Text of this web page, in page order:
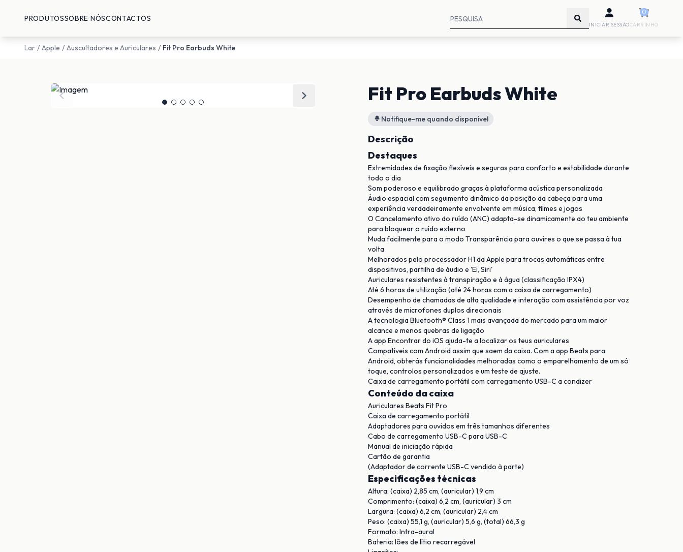
PRODUTOSSOBRE NÓSCONTACTOS
INICIAR SESSÃO
0
CARRINHO
Lar / Apple / Auscultadores e Auriculares / Fit Pro Earbuds White
Fit Pro Earbuds White
Notifique-me quando disponível
Descrição
Destaques
Extremidades de fixação flexíveis e seguras para conforto e estabilidade durante
todo o dia
Som poderoso e equilibrado graças à plataforma acústica personalizada
Áudio espacial com seguimento dinâmico da posição da cabeça para uma
experiência verdadeiramente envolvente em música, filmes e jogos
O Cancelamento ativo do ruído (ANC) adapta-se dinamicamente ao teu ambiente
para bloquear o ruído externo
Muda facilmente para o modo Transparência para ouvires o que se passa à tua
volta
Melhorados pelo processador H1 da Apple para trocas automáticas entre
dispositivos, partilha de áudio e 'Ei, Siri'
Auriculares resistentes à transpiração e à água (classificação IPX4)
Até 6 horas de utilização (até 24 horas com a caixa de carregamento)
Desempenho de chamadas de alta qualidade e interação com assistência por voz
através de microfones duplos direcionais
A tecnologia Bluetooth® Class 1 mais avançada do mercado para um maior
alcance e menos quebras de ligação
A app Encontrar do iOS ajuda-te a localizar os teus auriculares
Compatíveis com Android assim que saem da caixa. Com a app Beats para
Android, obterás funcionalidades melhoradas como o emparelhamento de um só
toque, controlos personalizados e um teste de ajuste.
Caixa de carregamento portátil com carregamento USB-C a condizer
Conteúdo da caixa
Auriculares Beats Fit Pro
Caixa de carregamento portátil
Adaptadores para ouvidos em três tamanhos diferentes
Cabo de carregamento USB-C para USB-C
Manual de iniciação rápida
Cartão de garantia
(Adaptador de corrente USB-C vendido à parte)
Especificações técnicas
Altura: (caixa) 2,85 cm, (auricular) 1,9 cm
Comprimento: (caixa) 6,2 cm, (auricular) 3 cm
Largura: (caixa) 6,2 cm, (auricular) 2,4 cm
Peso: (caixa) 55,1 g, (auricular) 5,6 g, (total) 66,3 g
Formato: Intra-aural
Bateria: Iões de lítio recarregável